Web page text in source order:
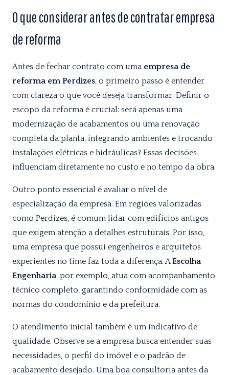
O que considerar antes de contratar empresa
de reforma
Antes de fechar contrato com uma empresa de
reforma em Perdizes, o primeiro passo é entender
com clareza o que você deseja transformar. Definir o
escopo da reforma é crucial: será apenas uma
modernização de acabamentos ou uma renovação
completa da planta, integrando ambientes e trocando
instalações elétricas e hidráulicas? Essas decisões
influenciam diretamente no custo e no tempo da obra.
Outro ponto essencial é avaliar o nível de
especialização da empresa. Em regiões valorizadas
como Perdizes, é comum lidar com edifícios antigos
que exigem atenção a detalhes estruturais. Por isso,
uma empresa que possui engenheiros e arquitetos
experientes no time faz toda a diferença. AEscolha
Engenharia, por exemplo, atua com acompanhamento
técnico completo, garantindo conformidade com as
normas do condomínio e da prefeitura.
O atendimento inicial também é um indicativo de
qualidade. Observe se a empresa busca entender suas
necessidades, o perfil do imóvel e o padrão de
acabamento desejado. Uma boa consultoria antes da